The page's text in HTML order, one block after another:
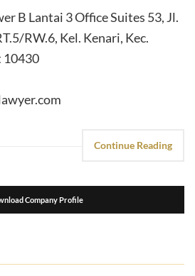
B Lantai 3 Office Suites 53, Jl.
RW.6, Kel. Kenari, Kec.
10430
Continue Reading
Company Profile